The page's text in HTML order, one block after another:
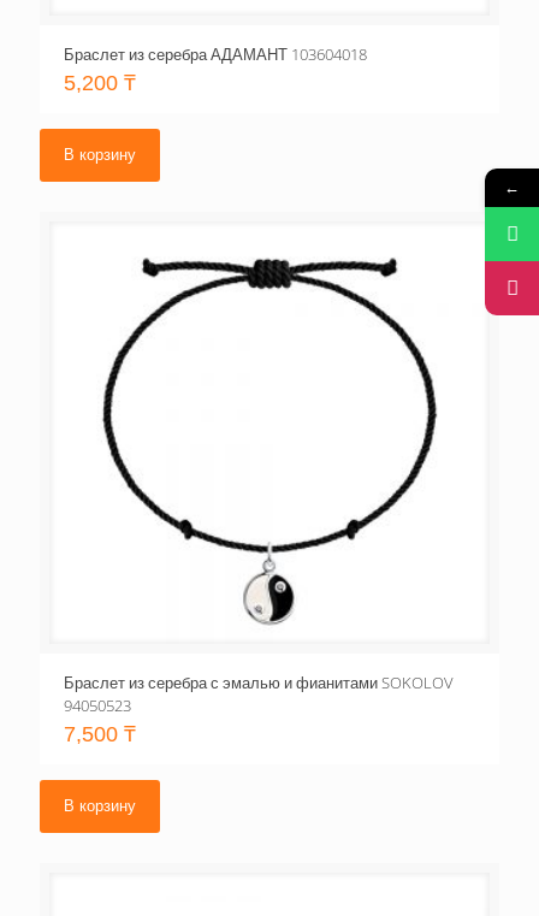
Браслет из серебра АДАМАНТ 103604018
5,200 ₸
В корзину
Браслет из серебра с эмалью и фианитами SOKOLOV
94050523
7,500 ₸
В корзину
←